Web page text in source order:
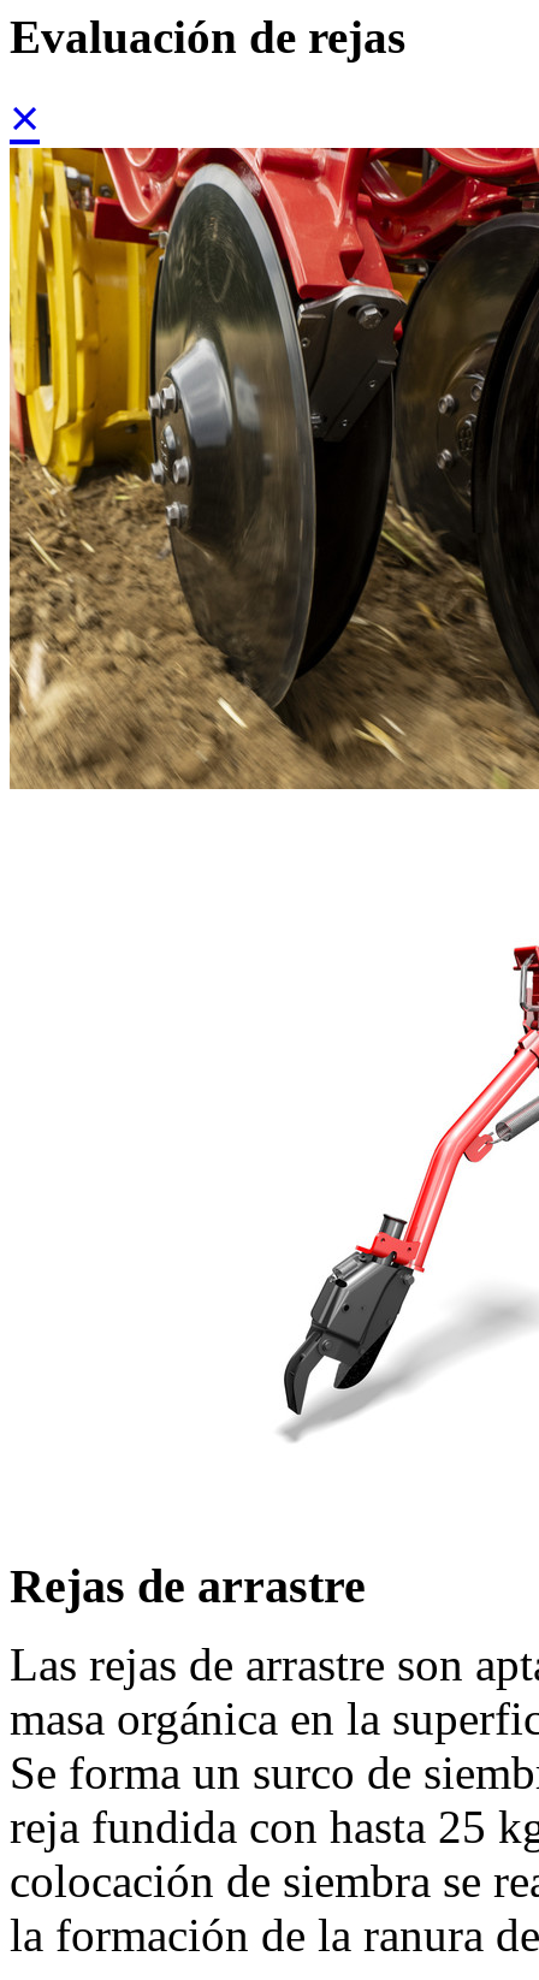
Evaluación de rejas
×
Rejas de arrastre
Las rejas de arrastre son
masa orgánica en la
Se forma un surco de
reja fundida con hasta 25
colocación de siembra se
la formación de la ranura